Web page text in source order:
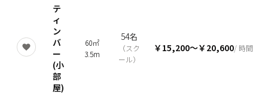
テ
ィ
ン
バ
ー
(小
部
屋)
60㎡
3.5m
54名
（スク
ール）
￥15,200〜￥20,600/ 時間